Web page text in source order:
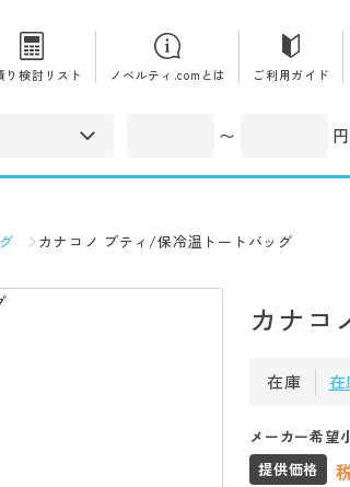
り検討リスト
ノベルティ.comとは ご利用ガイド
〜 円
カナコノ プティ/保冷温トートバッグ
カナコ
在庫
メーカー希望
提供価格